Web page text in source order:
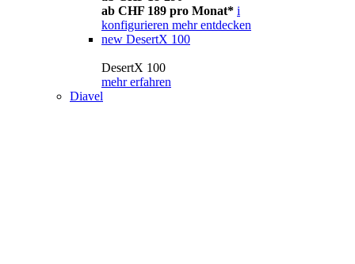
ab CHF 189 pro Monat* i
konfigurieren mehr entdecken
new DesertX 100
DesertX 100
mehr erfahren
Diavel